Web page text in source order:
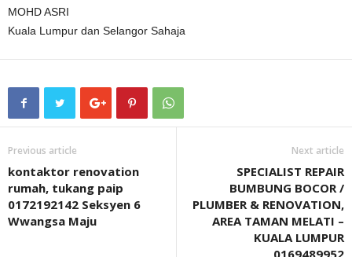
MOHD ASRI
Kuala Lumpur dan Selangor Sahaja
Previous article
kontaktor renovation
rumah, tukang paip
0172192142 Seksyen 6
Wwangsa Maju
Next article
SPECIALIST REPAIR
BUMBUNG BOCOR /
PLUMBER & RENOVATION,
AREA TAMAN MELATI –
KUALA LUMPUR
0169489952